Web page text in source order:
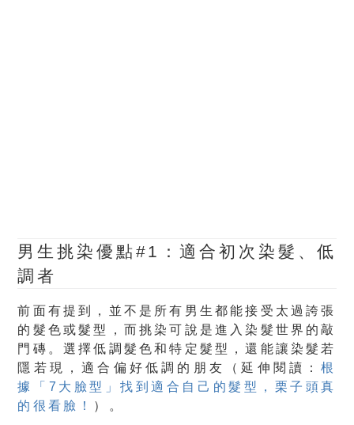
男生挑染優點#1：適合初次染髮、低
調者
前面有提到，並不是所有男生都能接受太過誇張
的髮色或髮型，而挑染可說是進入染髮世界的敲
門磚。選擇低調髮色和特定髮型，還能讓染髮若
隱若現，適合偏好低調的朋友（延伸閱讀：根
據「7大臉型」找到適合自己的髮型，栗子頭真
的很看臉！ ）。